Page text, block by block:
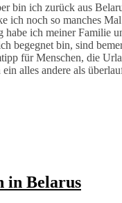
bin ich zurück aus
ich noch so manches
habe ich meiner Familie
begegnet bin, sind
für Menschen, die
ein alles andere als
in Belarus